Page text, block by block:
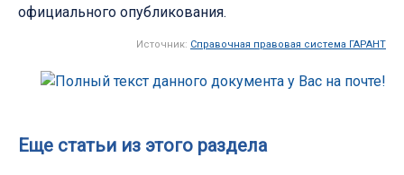
официального опубликования.
Источник: Справочная правовая система ГАРАНТ
Еще статьи из этого раздела